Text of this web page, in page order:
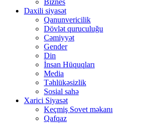
Biznes
Daxili siyasət
Qanunvericilik
Dövlət quruculuğu
Cəmiyyət
Gender
Din
İnsan Hüquqları
Media
Təhlükəsizlik
Sosial sahə
Xarici Siyasət
Keçmiş Sovet məkanı
Qafqaz